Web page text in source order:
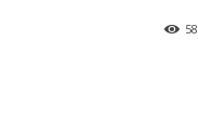
58